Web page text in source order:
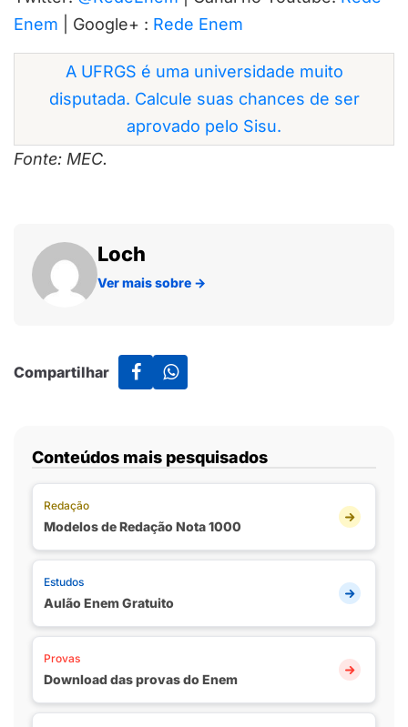
Enem | Google+ : Rede Enem
A UFRGS é uma universidade muito
disputada. Calcule suas chances de ser
aprovado pelo Sisu.
Fonte: MEC.
Loch
Ver mais sobre →
Compartilhar
Conteúdos mais pesquisados
Redação
Modelos de Redação Nota 1000
Estudos
Aulão Enem Gratuito
Provas
Download das provas do Enem